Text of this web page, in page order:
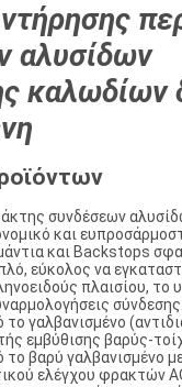
αλυσίδων
καλωδίων
συνδέσεων
και
και Backstops
εύκολος να
πλαισίου, το
γαλβανισμένο
εμβύθισης βαρύς-
το βαρύ γαλβανισμένο
ελέγχου φρακτών